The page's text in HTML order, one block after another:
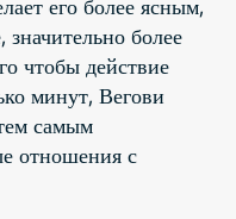
его более ясным,
более
чтобы действие
минут, Вегови
самым
отношения с